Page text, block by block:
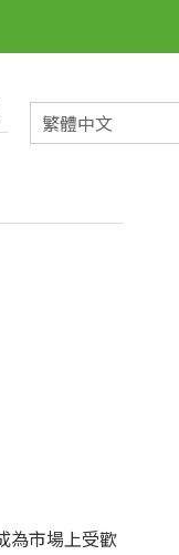
繁體中文
為市場上受歡